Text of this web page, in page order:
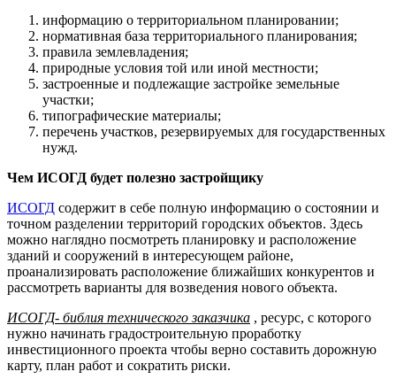
информацию о территориальном планировании;
нормативная база территориального планирования;
правила землевладения;
природные условия той или иной местности;
застроенные и подлежащие застройке земельные
участки;
типографические материалы;
перечень участков, резервируемых для государственных
нужд.
Чем ИСОГД будет полезно застройщику
ИСОГД содержит в себе полную информацию о состоянии и
точном разделении территорий городских объектов. Здесь
можно наглядно посмотреть планировку и расположение
зданий и сооружений в интересующем районе,
проанализировать расположение ближайших конкурентов и
рассмотреть варианты для возведения нового объекта.
ИСОГД- библия технического заказчика , ресурс, с которого
нужно начинать градостроительную проработку
инвестиционного проекта чтобы верно составить дорожную
карту, план работ и сократить риски.